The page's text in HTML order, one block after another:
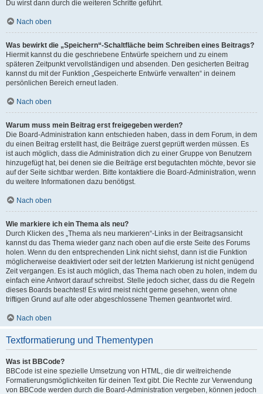
Du wirst dann durch die weiteren Schritte geführt.
Nach oben
Was bewirkt die „Speichern“-Schaltfläche beim Schreiben eines Beitrags?
Hiermit kannst du die geschriebene Entwürfe speichern und zu einem
späteren Zeitpunkt vervollständigen und absenden. Den gesicherten Beitrag
kannst du mit der Funktion „Gespeicherte Entwürfe verwalten“ in deinem
persönlichen Bereich erneut laden.
Nach oben
Warum muss mein Beitrag erst freigegeben werden?
Die Board-Administration kann entschieden haben, dass in dem Forum, in dem
du einen Beitrag erstellt hast, die Beiträge zuerst geprüft werden müssen. Es
ist auch möglich, dass die Administration dich zu einer Gruppe von Benutzern
hinzugefügt hat, bei denen sie die Beiträge erst begutachten möchte, bevor sie
auf der Seite sichtbar werden. Bitte kontaktiere die Board-Administration, wenn
du weitere Informationen dazu benötigst.
Nach oben
Wie markiere ich ein Thema als neu?
Durch Klicken des „Thema als neu markieren“-Links in der Beitragsansicht
kannst du das Thema wieder ganz nach oben auf die erste Seite des Forums
holen. Wenn du den entsprechenden Link nicht siehst, dann ist die Funktion
möglicherweise deaktiviert oder seit der letzten Markierung ist nicht genügend
Zeit vergangen. Es ist auch möglich, das Thema nach oben zu holen, indem du
einfach eine Antwort darauf schreibst. Stelle jedoch sicher, dass du die Regeln
dieses Boards beachtest! Es wird meist nicht gerne gesehen, wenn ohne
triftigen Grund auf alte oder abgeschlossene Themen geantwortet wird.
Nach oben
Textformatierung und Thementypen
Was ist BBCode?
BBCode ist eine spezielle Umsetzung von HTML, die dir weitreichende
Formatierungsmöglichkeiten für deinen Text gibt. Die Rechte zur Verwendung
von BBCode werden durch die Board-Administration vergeben, können jedoch